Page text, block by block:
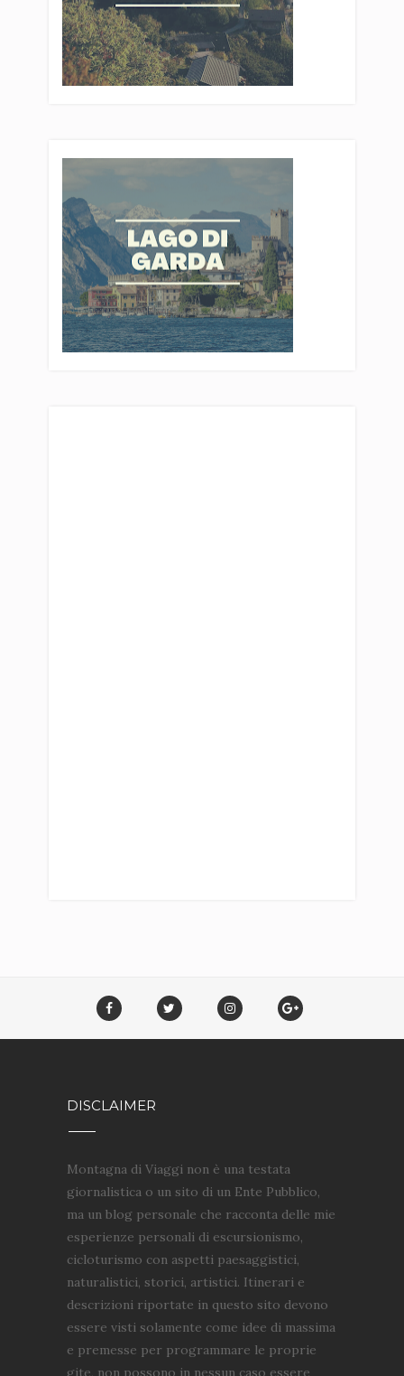
DISCLAIMER
Montagna di Viaggi non è una testata
giornalistica o un sito di un Ente Pubblico,
ma un blog personale che racconta delle mie
esperienze personali di escursionismo,
cicloturismo con aspetti paesaggistici,
naturalistici, storici, artistici. Itinerari e
descrizioni riportate in questo sito devono
essere visti solamente come idee di massima
e premesse per programmare le proprie
gite, non possono in nessun caso essere